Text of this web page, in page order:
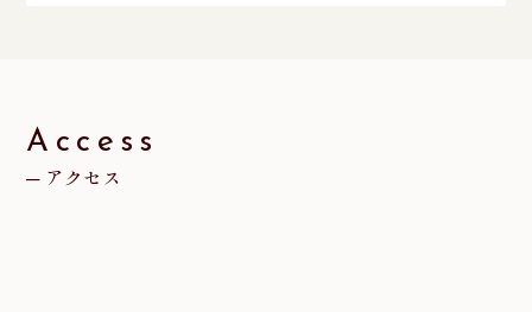
Access
アクセス